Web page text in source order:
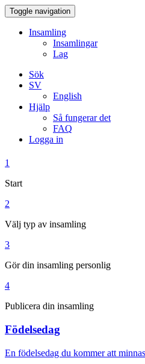
Toggle navigation
Insamling
Insamlingar
Lag
Sök
SV
English
Hjälp
Så fungerar det
FAQ
Logga in
1
Start
2
Välj typ av insamling
3
Gör din insamling personlig
4
Publicera din insamling
Födelsedag
En födelsedag du kommer att